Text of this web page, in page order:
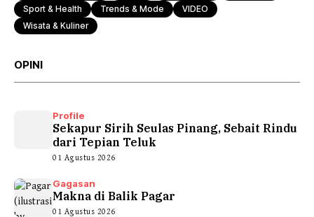
Sport & Health Trends & Mode
VIDEO
Wisata & Kuliner
OPINI
Profile
Sekapur Sirih Seulas Pinang, Sebait Rindu
dari Tepian Teluk
01 Agustus 2026
Gagasan
Makna di Balik Pagar
01 Agustus 2026